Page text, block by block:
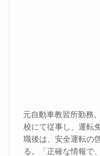
元自動車教習所勤務
校にて従事し、運転
職後は、安全運転の
る。「正確な情報で